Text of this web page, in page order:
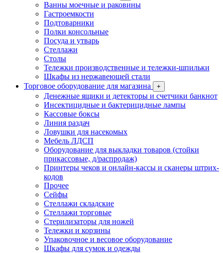
Ванны моечные и раковины
Гастроемкости
Подтоварники
Полки консольные
Посуда и утварь
Стеллажи
Столы
Тележки производственные и тележки-шпильки
Шкафы из нержавеющей стали
Торговое оборудование для магазина
+
Денежные ящики и детекторы и счетчики банкнот
Инсектицидные и бактерицидные лампы
Кассовые боксы
Линия раздач
Ловушки для насекомых
Мебель ЛДСП
Оборудование для выкладки товаров (стойки
прикассовые, д/распродаж)
Принтеры чеков и онлайн-кассы и сканеры штрих-
кодов
Прочее
Сейфы
Стеллажи складские
Стеллажи торговые
Стерилизаторы для ножей
Тележки и корзины
Упаковочное и весовое оборудование
Шкафы для сумок и одежды